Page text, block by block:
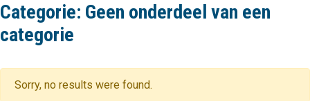
Categorie: Geen onderdeel van een
categorie
Sorry, no results were found.